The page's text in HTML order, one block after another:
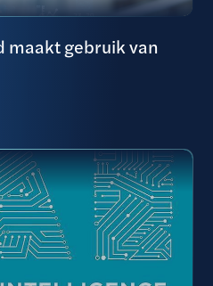
maakt gebruik van